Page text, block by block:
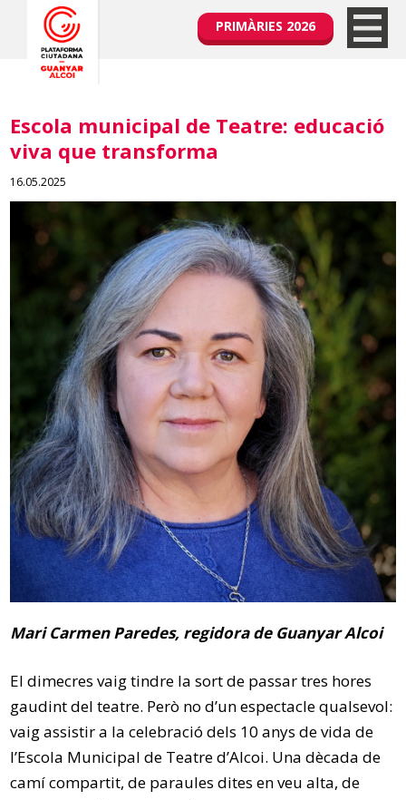
PRIMÀRIES 2026
Escola municipal de Teatre: educació
viva que transforma
16.05.2025
Mari Carmen Paredes, regidora de Guanyar Alcoi
El dimecres vaig tindre la sort de passar tres hores
gaudint del teatre. Però no d’un espectacle qualsevol:
vaig assistir a la celebració dels 10 anys de vida de
l’Escola Municipal de Teatre d’Alcoi. Una dècada de
camí compartit, de paraules dites en veu alta, de